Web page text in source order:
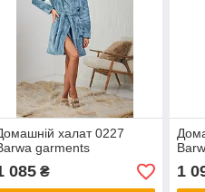
халат 0227
garments
085₴ 1